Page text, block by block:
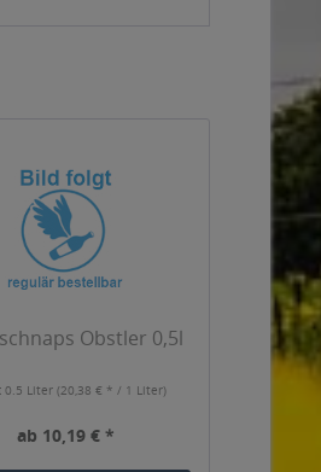
Obstler 0,5l
0.5 Liter (20,38 € * / 1 Liter)
ab 10,19 € *